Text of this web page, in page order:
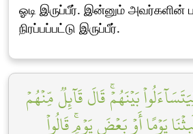
ஓடி இருப்பீர். இன்னும்
நிரப்பப்பட்டு இருப்பீர்.
بَيۡنَهُمۡۚ قَالَ قَآئِلٞ مِّنۡهُمۡ
يَوۡمًا أَوۡ بَعۡضَ يَوۡمٖۚ قَالُواْ